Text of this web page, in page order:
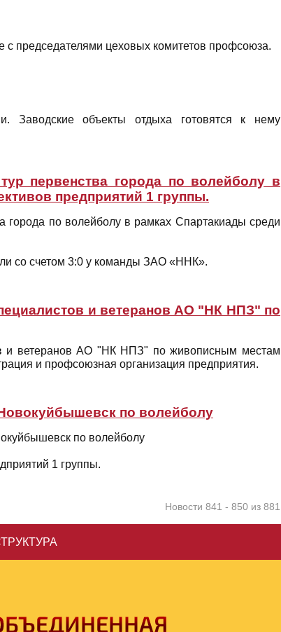
председателями цеховых комитетов профсоюза.
Заводские объекты отдыха готовятся к нему
первенства города по волейболу в
предприятий 1 группы.
по волейболу в рамках Спартакиады среди
со счетом 3:0 у команды ЗАО «ННК».
и ветеранов АО "НК НПЗ" по
и ветеранов АО "НК НПЗ" по живописным местам
и профсоюзная организация предприятия.
по волейболу
по волейболу
1 группы.
Новости 841 - 850 из 881